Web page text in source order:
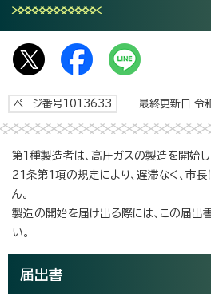
ページ番号1013633 最終更新日 令
第1種製造者は、高圧ガスの製造を開始
21条第1項の規定により、遅滞なく、市
ん。
製造の開始を届け出る際には、この届出
い。
届出書